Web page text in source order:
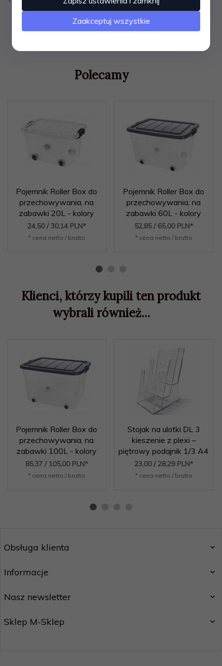
Polecamy
Pojemnik Roller Box do
przechowywania, na
zabawki 20L - kolory
24,50 / 30,14 PLN*
* cena netto / brutto
Pojemnik Roller Box do
przechowywania, na
zabawki 60L - kolory
52,85 / 65,00 PLN*
* cena netto / brutto
Klienci, którzy kupili ten produkt
wybrali również...
Pojemnik Roller Box do
przechowywania, na
zabawki 100L - kolory
85,37 / 105,00 PLN*
* cena netto / brutto
Stojak na ulotki DL 3
kieszenie z plexi –
piętrowy podajnik 1/3 A4
23,00 / 28,29 PLN*
* cena netto / brutto
Obsługa klienta
Informacje
Nasz newsletter
Sklep M-Sklep
Zaakceptuj wszystkie